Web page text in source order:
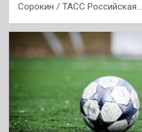
Сорокин / ТАСС Российская…